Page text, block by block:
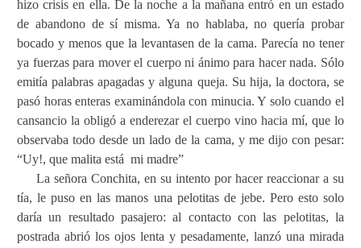
hizo crisis en ella. De la noche a la mañana entró en un estado
de abandono de sí misma. Ya no hablaba, no quería probar
bocado y menos que la levantasen de la cama. Parecía no tener
ya fuerzas para mover el cuerpo ni ánimo para hacer nada. Sólo
emitía palabras apagadas y alguna queja. Su hija, la doctora, se
pasó horas enteras examinándola con minucia. Y solo cuando el
cansancio la obligó a enderezar el cuerpo vino hacia mí, que lo
observaba todo desde un lado de la cama, y me dijo con pesar:
“Uy!, que malita está mi madre”
La señora Conchita, en su intento por hacer reaccionar a su
tía, le puso en las manos una pelotitas de jebe. Pero esto solo
daría un resultado pasajero: al contacto con las pelotitas, la
postrada abrió los ojos lenta y pesadamente, lanzó una mirada